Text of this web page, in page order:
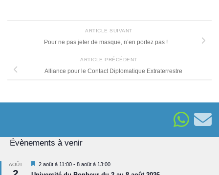
ARTICLE SUIVANT
Pour ne pas jeter de masque, n’en portez pas !
ARTICLE PRÉCÉDENT
Alliance pour le Contact Diplomatique Extraterrestre
Évènements à venir
AOÛT
Mis
en
2 août à 11:00 - 8 août à 13:00